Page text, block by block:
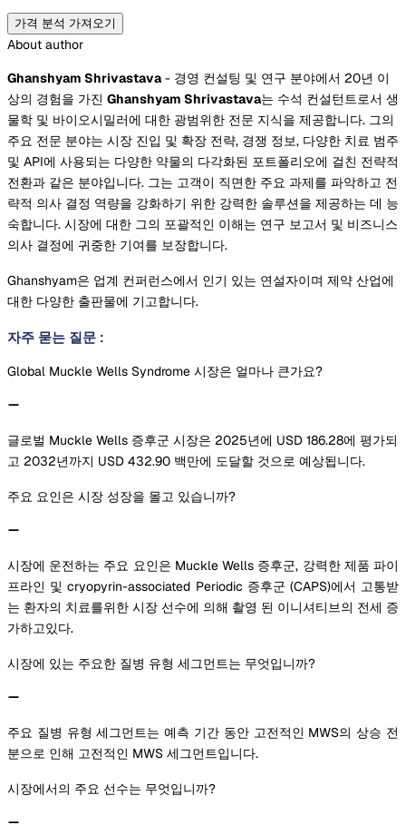
가격 분석 가져오기
About author
Ghanshyam Shrivastava- 경영 컨설팅 및 연구 분야에서 20년 이
상의 경험을 가진 Ghanshyam Shrivastava는 수석 컨설턴트로서 생
물학 및 바이오시밀러에 대한 광범위한 전문 지식을 제공합니다. 그의
주요 전문 분야는 시장 진입 및 확장 전략, 경쟁 정보, 다양한 치료 범주
및 API에 사용되는 다양한 약물의 다각화된 포트폴리오에 걸친 전략적
전환과 같은 분야입니다. 그는 고객이 직면한 주요 과제를 파악하고 전
략적 의사 결정 역량을 강화하기 위한 강력한 솔루션을 제공하는 데 능
숙합니다. 시장에 대한 그의 포괄적인 이해는 연구 보고서 및 비즈니스
의사 결정에 귀중한 기여를 보장합니다.
Ghanshyam은 업계 컨퍼런스에서 인기 있는 연설자이며 제약 산업에
대한 다양한 출판물에 기고합니다.
자주 묻는 질문 :
Global Muckle Wells Syndrome 시장은 얼마나 큰가요?
글로벌 Muckle Wells 증후군 시장은 2025년에 USD 186.28에 평가되
고 2032년까지 USD 432.90 백만에 도달할 것으로 예상됩니다.
주요 요인은 시장 성장을 몰고 있습니까?
시장에 운전하는 주요 요인은 Muckle Wells 증후군, 강력한 제품 파이
프라인 및 cryopyrin-associated Periodic 증후군 (CAPS)에서 고통받
는 환자의 치료를위한 시장 선수에 의해 촬영 된 이니셔티브의 전세 증
가하고있다.
시장에 있는 주요한 질병 유형 세그먼트는 무엇입니까?
주요 질병 유형 세그먼트는 예측 기간 동안 고전적인 MWS의 상승 전
분으로 인해 고전적인 MWS 세그먼트입니다.
시장에서의 주요 선수는 무엇입니까?